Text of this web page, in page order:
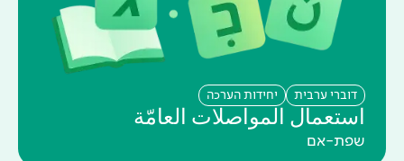
דוברי ערבית יחידות הערכה
استعمال المواصلات العامّة
שפת-אם